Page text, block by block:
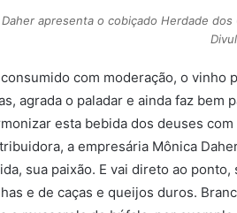
apresenta o cobiçado Herdade
com moderação, o
agrada o paladar e ainda faz
esta bebida dos deuses com
a empresária Mônica
sua paixão. E vai direto ao
e de caças e queijos duros.